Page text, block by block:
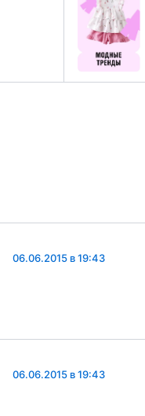
06.06.2015 в 19:43
06.06.2015 в 19:43